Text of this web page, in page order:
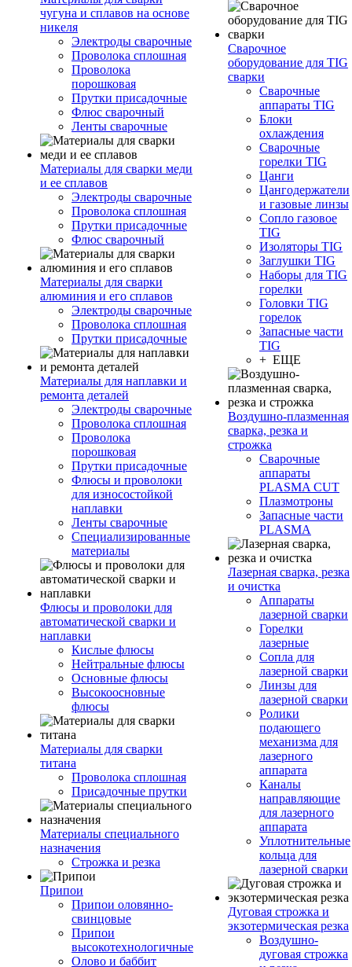
чугуна и сплавов на основе
никеля
Электроды сварочные
Проволока сплошная
Проволока
порошковая
Прутки присадочные
Флюс сварочный
Ленты сварочные
Материалы для сварки меди
и ее сплавов
Электроды сварочные
Проволока сплошная
Прутки присадочные
Флюс сварочный
Материалы для сварки
алюминия и его сплавов
Электроды сварочные
Проволока сплошная
Прутки присадочные
Материалы для наплавки и
ремонта деталей
Электроды сварочные
Проволока сплошная
Проволока
порошковая
Прутки присадочные
Флюсы и проволоки
для износостойкой
наплавки
Ленты сварочные
Специализированные
материалы
Флюсы и проволоки для
автоматической сварки и
наплавки
Кислые флюсы
Нейтральные флюсы
Основные флюсы
Высокоосновные
флюсы
Материалы для сварки
титана
Проволока сплошная
Присадочные прутки
Материалы специального
назначения
Строжка и резка
Припои
Припои оловянно-
свинцовые
Припои
высокотехнологичные
Олово и баббит
Сварочное
оборудование для TIG
сварки
Сварочные
аппараты TIG
Блоки
охлаждения
Сварочные
горелки TIG
Цанги
Цангодержатели
и газовые линзы
Сопло газовое
TIG
Изоляторы TIG
Заглушки TIG
Наборы для TIG
горелки
Головки TIG
горелок
Запасные части
TIG
+ ЕЩЕ
Воздушно-плазменная
сварка, резка и
строжка
Сварочные
аппараты
PLASMA CUT
Плазмотроны
Запасные части
PLASMA
Лазерная сварка, резка
и очистка
Аппараты
лазерной сварки
Горелки
лазерные
Сопла для
лазерной сварки
Линзы для
лазерной сварки
Ролики
подающего
механизма для
лазерного
аппарата
Каналы
направляющие
для лазерного
аппарата
Уплотнительные
кольца для
лазерной сварки
Дуговая строжка и
экзотермическая резка
Воздушно-
дуговая строжка